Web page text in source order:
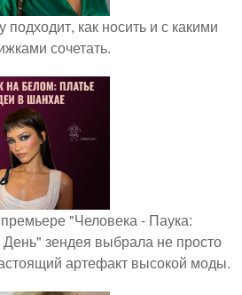
подходит, как носить и с какими
сочетать.
"Человека - Паука:
зендея выбрала не просто
артефакт высокой моды.